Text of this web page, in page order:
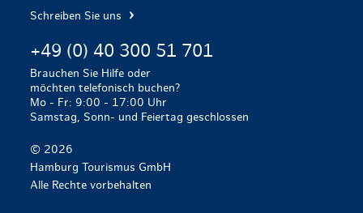
Schreiben Sie uns
+49 (0) 40 300 51 701
Brauchen Sie Hilfe oder
möchten telefonisch buchen?
Mo - Fr: 9:00 - 17:00 Uhr
Samstag, Sonn- und Feiertag geschlossen
© 2026
Hamburg Tourismus GmbH
Alle Rechte vorbehalten